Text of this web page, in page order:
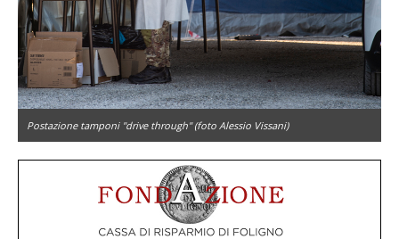
Postazione tamponi "drive through" (foto Alessio Vissani)